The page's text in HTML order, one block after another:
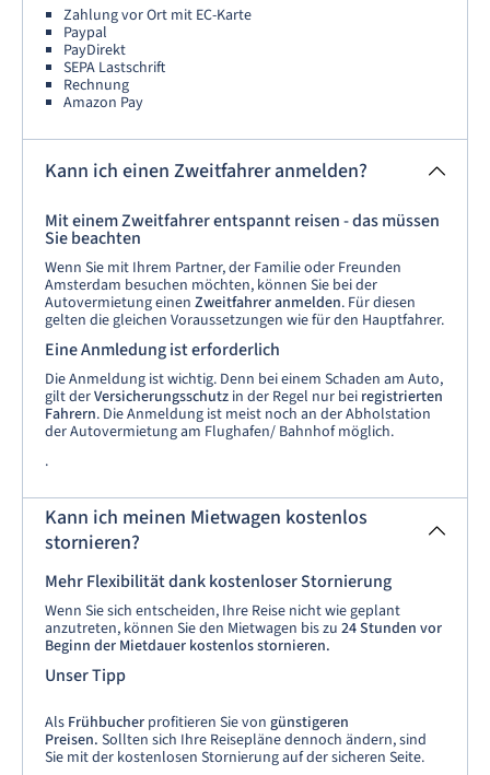
Zahlung vor Ort mit EC-Karte
Paypal
PayDirekt
SEPA Lastschrift
Rechnung
Amazon Pay
Kann ich einen Zweitfahrer anmelden?
Mit einem Zweitfahrer entspannt reisen - das müssen
Sie beachten
Wenn Sie mit Ihrem Partner, der Familie oder Freunden
Amsterdam besuchen möchten, können Sie bei der
Autovermietung einen Zweitfahrer anmelden. Für diesen
gelten die gleichen Voraussetzungen wie für den Hauptfahrer.
Eine Anmledung ist erforderlich
Die Anmeldung ist wichtig. Denn bei einem Schaden am Auto,
gilt derVersicherungsschutz in der Regel nur bei registrierten
Fahrern. Die Anmeldung ist meist noch an der Abholstation
der Autovermietung am Flughafen/ Bahnhof möglich.
.
Kann ich meinen Mietwagen kostenlos
stornieren?
Mehr Flexibilität dank kostenloser Stornierung
Wenn Sie sich entscheiden, Ihre Reise nicht wie geplant
anzutreten, können Sie den Mietwagen bis zu 24 Stunden vor
Beginn der Mietdauer kostenlos stornieren.
Unser Tipp
Als Frühbucher profitieren Sie von günstigeren
Preisen. Sollten sich Ihre Reisepläne dennoch ändern, sind
Sie mit der kostenlosen Stornierung auf der sicheren Seite.